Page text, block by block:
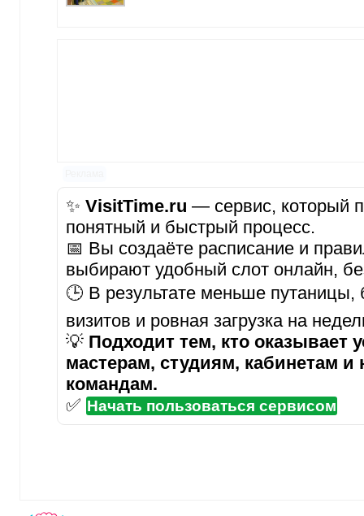
✨ VisitTime.ru — сервис, который
понятный и быстрый процесс.
📅 Вы создаёте расписание и
выбирают удобный слот онлайн,
🕒 В результате меньше
визитов и ровная загрузка на
💡 Подходит тем, кто оказывает
мастерам, студиям, кабинетам
командам.
✅ Начать пользоваться сервисом